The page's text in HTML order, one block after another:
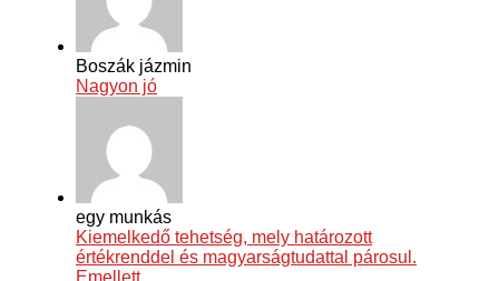
Boszák jázmin
Nagyon jó
egy munkás
Kiemelkedő tehetség, mely határozott
értékrenddel és magyarságtudattal párosul.
Emellett...